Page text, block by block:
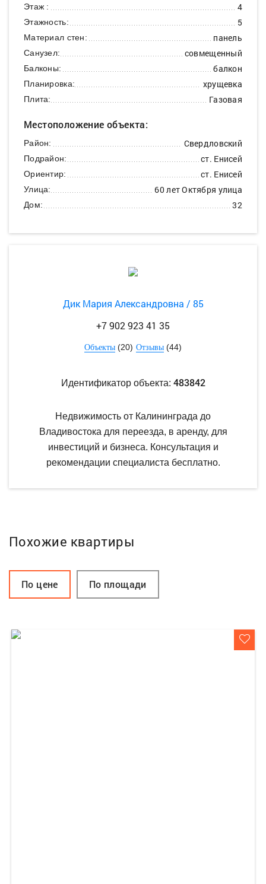
Этаж : 4
Этажность: 5
Материал стен: панель
Санузел: совмещенный
Балконы: балкон
Планировка: хрущевка
Плита: Газовая
Местоположение объекта:
Район: Свердловский
Подрайон: ст. Енисей
Ориентир: ст. Енисей
Улица: 60 лет Октября улица
Дом: 32
Дик Мария Александровна / 85
+7 902 923 41 35
Объекты (20) Отзывы (44)
Идентификатор объекта: 483842
Недвижимость от Калининграда до
Владивостока для переезда, в аренду, для
инвестиций и бизнеса. Консультация и
рекомендации специалиста бесплатно.
Похожие квартиры
По цене По площади